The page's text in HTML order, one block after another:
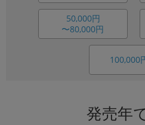
50,000円
〜80,000円
100,000
発売年